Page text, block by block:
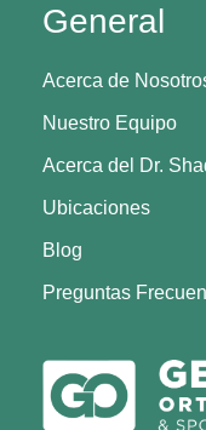
General
Acerca de
Nuestro Equipo
Acerca del Dr.
Ubicaciones
Blog
Preguntas